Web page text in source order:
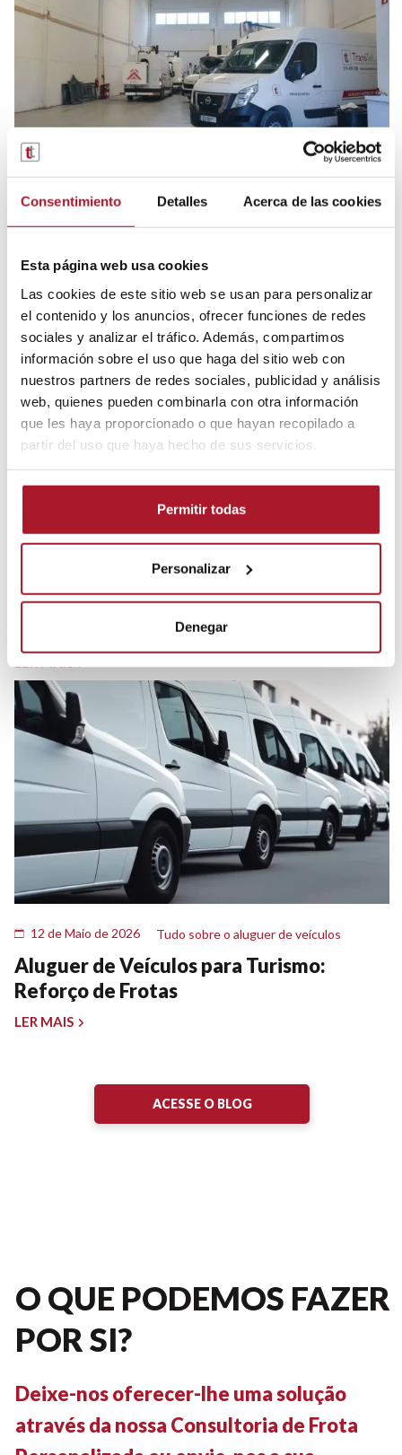
Consentimiento Detalles Acerca de las cookies
Esta página web usa cookies
Las cookies de este sitio web se usan para personalizar
el contenido y los anuncios, ofrecer funciones de redes
sociales y analizar el tráfico. Además, compartimos
información sobre el uso que haga del sitio web con
nuestros partners de redes sociales, publicidad y análisis
web, quienes pueden combinarla con otra información
que les haya proporcionado o que hayan recopilado a
partir del uso que haya hecho de sus servicios.
Permitir todas
Personalizar
Denegar
7 de Julho de 2026 Tudo sobre aluguer de veículos
Casos reais de aluguer de veículos
industriais
O que precisa saber sobre o aluguer de
varredoras autopropulsadas
12 de Maio de 2026 Tudo sobre o aluguer de veículos
Aluguer de Veículos para Turismo:
Reforço de Frotas
LER MAIS
ACESSE O BLOG
O QUE PODEMOS FAZER
POR SI?
Deixe-nos oferecer-lhe uma solução
através da nossa Consultoria de Frota